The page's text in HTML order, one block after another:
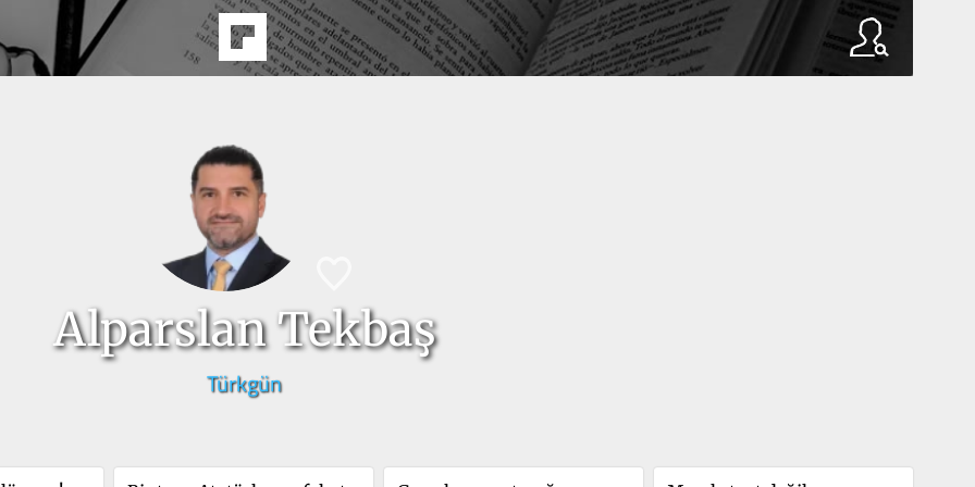
Alparslan Tekbaş
Türkgün